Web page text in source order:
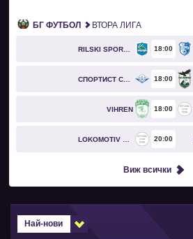
БГ ФУТБОЛ ВТОРА ЛИГА
RILSKI SPORTIST 18 00
СПОРТИСТ СВОГЕ 18 00
VIHREN 18 00
20 00
Виж всички
Най-нови